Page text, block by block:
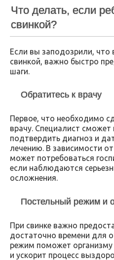
Что делать, если
свинкой?
Если вы заподозрили, что
свинкой, важно быстро
шаги.
Обратитесь к врачу
Первое, что необходимо
врачу. Специалист сможет
подтвердить диагноз и
лечению. В зависимости
может потребоваться
если наблюдаются
осложнения.
Постельный режим и
При свинке важно
достаточно времени для
режим поможет организму
и ускорит процесс